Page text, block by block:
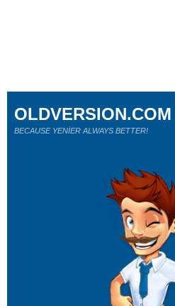
OLDVERSION.COM
BECAUSE YENİER ALWAYS BETTER!